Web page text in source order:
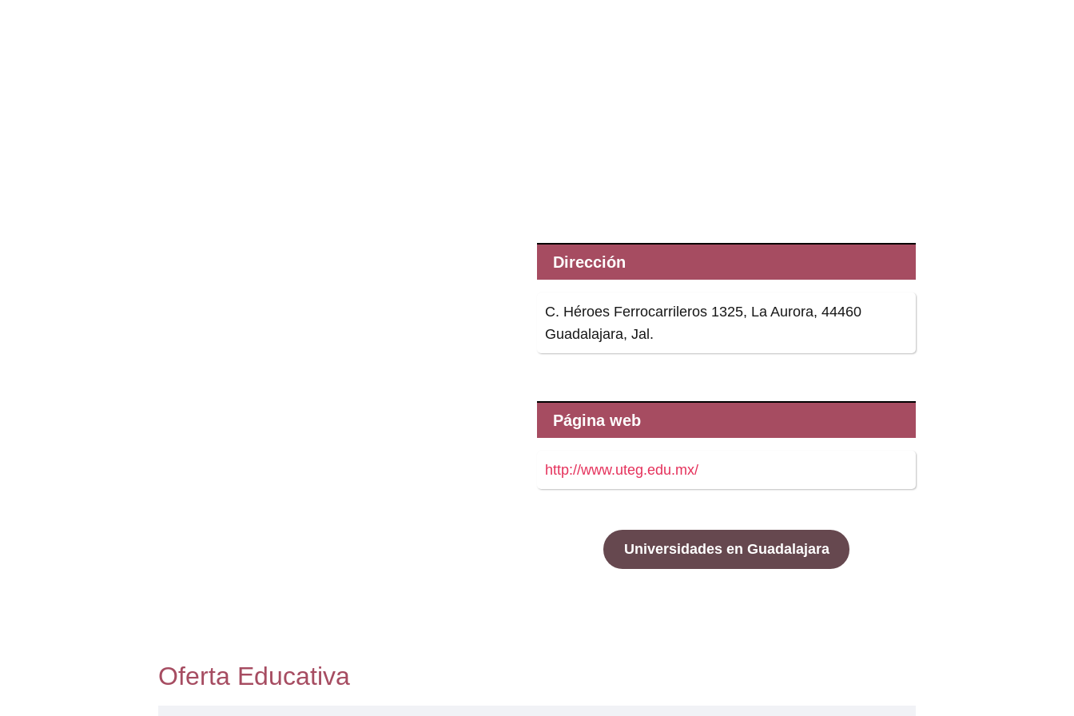
Dirección
C. Héroes Ferrocarrileros 1325, La Aurora, 44460
Guadalajara, Jal.
Página web
http://www.uteg.edu.mx/
Universidades en Guadalajara
Oferta Educativa